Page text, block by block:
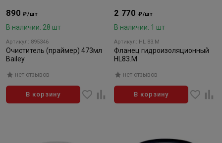
890₽/шт
В наличии: 28 шт
Артикул: 895346
Очиститель (праймер) 473мл
Bailey
нет отзывов
В корзину
2 770 ₽/шт
В наличии: 1 шт
Артикул: HL 83.M
Фланец гидроизоляционный
HL83.M
нет отзывов
В корзину